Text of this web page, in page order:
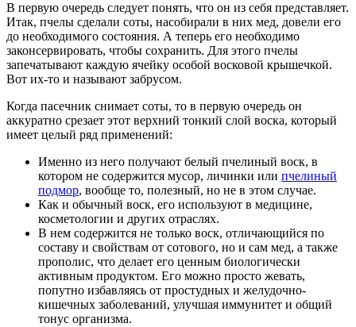
В первую очередь следует понять, что он из себя представляет.
Итак, пчелы сделали соты, насобирали в них мед, довели его
до необходимого состояния. А теперь его необходимо
законсервировать, чтобы сохранить. Для этого пчелы
запечатывают каждую ячейку особой восковой крышечкой.
Вот их-то и называют забрусом.
Когда пасечник снимает соты, то в первую очередь он
аккуратно срезает этот верхний тонкий слой воска, который
имеет целый ряд применений:
Именно из него получают белый пчелиный воск, в
котором не содержится мусор, личинки или пчелиный
подмор, вообще то, полезный, но не в этом случае.
Как и обычный воск, его используют в медицине,
косметологии и других отраслях.
В нем содержится не только воск, отличающийся по
составу и свойствам от сотового, но и сам мед, а также
прополис, что делает его ценным биологически
активным продуктом. Его можно просто жевать,
попутно избавляясь от простудных и желудочно-
кишечных заболеваний, улучшая иммунитет и общий
тонус организма.